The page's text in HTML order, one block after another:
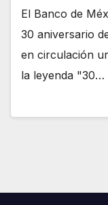
El Banco de
30 aniversario
en circulación
la leyenda "30…